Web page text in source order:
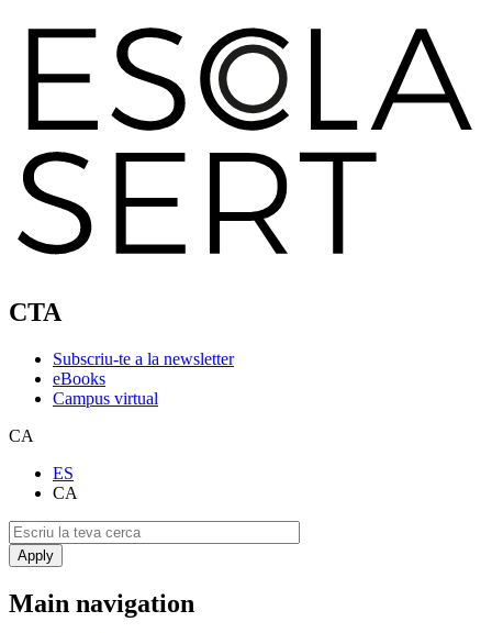
CTA
Subscriu-te a la newsletter
eBooks
Campus virtual
CA
ES
CA
Main navigation